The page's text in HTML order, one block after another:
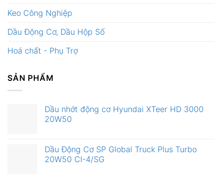
Keo Công Nghiệp
Dầu Động Cơ, Dầu Hộp Số
Hoá chất - Phụ Trợ
SẢN PHẨM
Dầu nhớt động cơ Hyundai XTeer HD 3000
20W50
Dầu Động Cơ SP Global Truck Plus Turbo
20W50 CI-4/SG